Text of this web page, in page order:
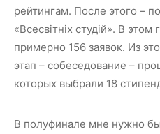
рейтингам. После этого –
«Всесвітніх студій». В
примерно 156 заявок. Из
этап – собеседование –
которых выбрали 18
В полуфинале мне нужно